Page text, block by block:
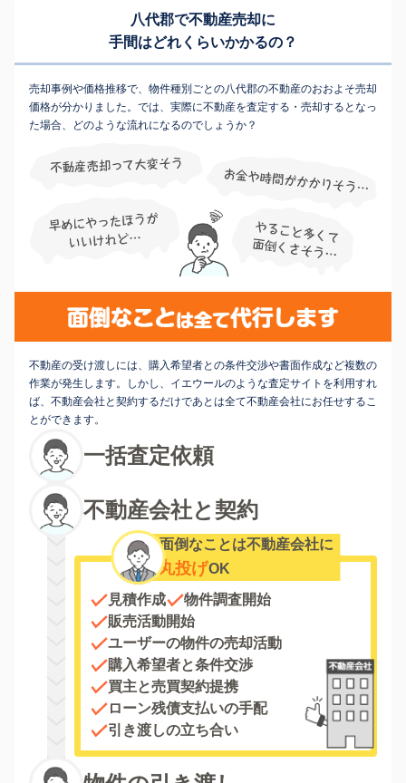
八代郡で不動産売却に
手間はどれくらいかかるの？
売却事例や価格推移で、物件種別ごとの八代郡の不動産のおおよそ売却
価格が分かりました。では、実際に不動産を査定する・売却するとなっ
た場合、どのような流れになるのでしょうか？
不動産の受け渡しには、購入希望者との条件交渉や書面作成など複数の
作業が発生します。しかし、イエウールのような査定サイトを利用すれ
ば、不動産会社と契約するだけであとは全て不動産会社にお任せするこ
とができます。
一括査定依頼
不動産会社と契約
面倒なことは不動産会社に
丸投げOK
見積作成
物件調査開始
販売活動開始
ユーザーの物件の売却活動
購入希望者と条件交渉
買主と売買契約提携
ローン残債支払いの手配
引き渡しの立ち合い